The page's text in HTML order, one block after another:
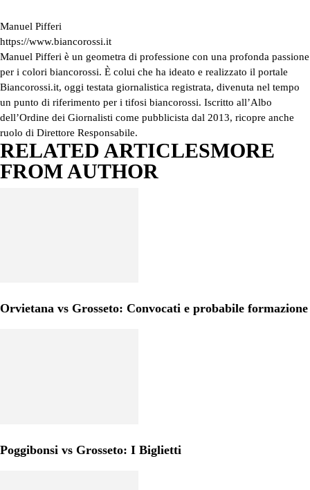
Manuel Pifferi
https://www.biancorossi.it
Manuel Pifferi è un geometra di professione con una profonda passione
per i colori biancorossi. È colui che ha ideato e realizzato il portale
Biancorossi.it, oggi testata giornalistica registrata, divenuta nel tempo
un punto di riferimento per i tifosi biancorossi. Iscritto all’Albo
dell’Ordine dei Giornalisti come pubblicista dal 2013, ricopre anche
ruolo di Direttore Responsabile.
RELATED ARTICLESMORE
FROM AUTHOR
Orvietana vs Grosseto: Convocati e probabile formazione
Poggibonsi vs Grosseto: I Biglietti